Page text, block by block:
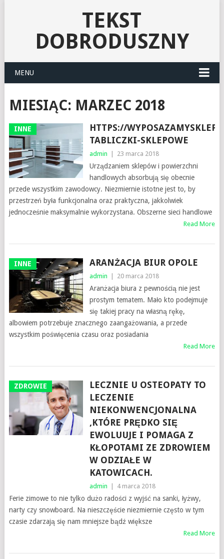
TEKST
DOBRODUSZNY
MENU
MIESIĄC: MARZEC 2018
INNE
HTTPS://
TABLICZKI-SKLEPOWE
admin 23 marca 2018
Urządzaniem sklepów i powierzchni
handlowych absorbują się obecnie
przede wszystkim zawodowcy. Niezmiernie istotne jest to, by
przestrzeń była funkcjonalna oraz praktyczna, jakkolwiek
jednocześnie maksymalnie wykorzystana. Obszerne sieci handlowe
Read More
INNE ARANŻACJA BIUR OPOLE
admin 20 marca 2018
Aranżacja biura z pewnością nie jest
prostym tematem. Mało kto podejmuje
się takiej pracy na własną rękę,
albowiem potrzebuje znacznego zaangażowania, a przede
wszystkim poświęcenia czasu oraz posiadania
Read More
ZDROWIE
LECZNIE U OSTEOPATY TO
LECZENIE
NIEKONWENCJONALNA
,KTÓRE PRĘDKO SIĘ
EWOLUUJE I POMAGA Z
KŁOPOTAMI ZE ZDROWIEM
W ODZIAŁE W
KATOWICACH.
admin 4 marca 2018
Ferie zimowe to nie tylko dużo radości z wyjść na sanki, łyżwy,
narty czy snowboard. Na nieszczęście niezmiernie często w tym
czasie zdarzają się nam mniejsze bądź większe
Read More